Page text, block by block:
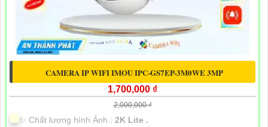
CAMERA IP WIFI IMOU IPC-GS7EP-3M0WE 3MP
1,700,000 ₫
2,000,000 ₫
✨ Chất lượng hình Ảnh : 2K Lite .